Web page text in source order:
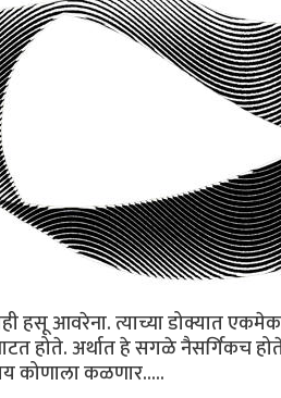
हसू आवरेना. त्याच्या डोक्यात
होते. अर्थात हे सगळे नैसर्गिकच
कोणाला कळणार.....